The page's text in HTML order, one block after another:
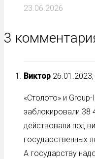
23.06.2026
3
Виктор 26.01.2023,
«Столото» и
заблокировали 38
действовали под
государственных
А государству